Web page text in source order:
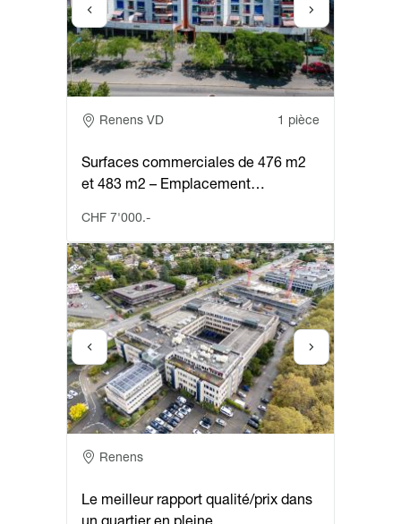
Adresse
Renens VD 1 pièce
Surfaces commerciales de 476 m2
et 483 m2 – Emplacement…
CHF 7'000.-
Adresse
Renens
Le meilleur rapport qualité/prix dans
un quartier en pleine…